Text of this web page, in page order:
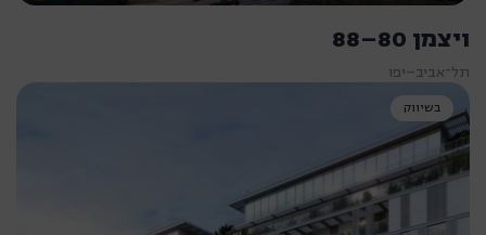
ויצמן 80–88
תל־אביב–יפו
בשיווק